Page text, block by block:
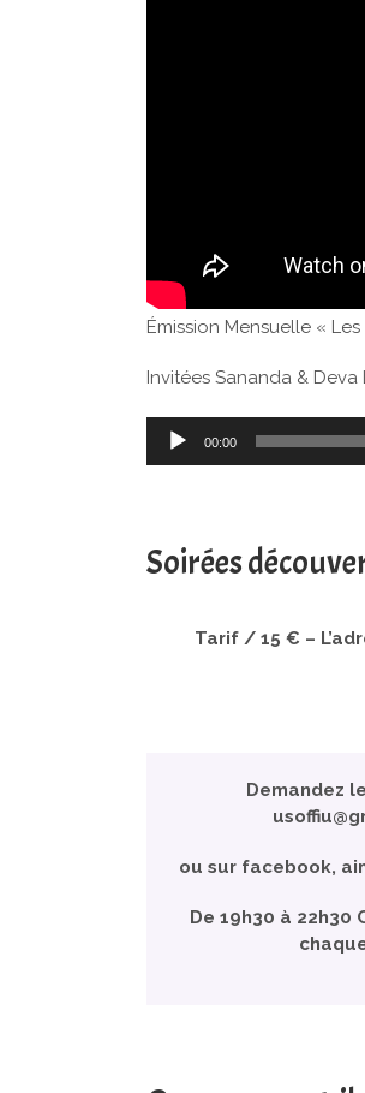
Émission Mensuelle «
Invitées Sananda &
Lecteur
audio
00:00
Soirées
Tarif / 15 € –
Demandez
ou sur facebook,
De 19h30 à 22h30